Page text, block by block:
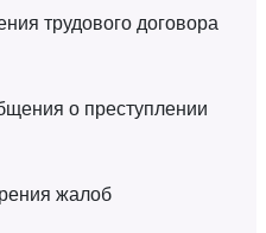
трудового договора
о преступлении
жалоб